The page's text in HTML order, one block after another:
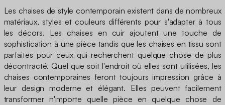
Les chaises de style contemporain existent dans de nombreux
matériaux, styles et couleurs différents pour s'adapter à tous
les décors. Les chaises en cuir ajoutent une touche de
sophistication à une pièce tandis que les chaises en tissu sont
parfaites pour ceux qui recherchent quelque chose de plus
décontracté. Quel que soit l'endroit où elles sont utilisées, les
chaises contemporaines feront toujours impression grâce à
leur design moderne et élégant. Elles peuvent facilement
transformer n'importe quelle pièce en quelque chose de